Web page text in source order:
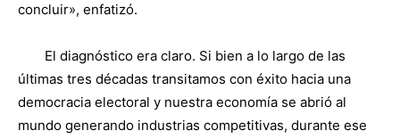
concluir», enfatizó.
El diagnóstico era claro. Si bien a lo largo de las
últimas tres décadas transitamos con éxito hacia una
democracia electoral y nuestra economía se abrió al
mundo generando industrias competitivas, durante ese